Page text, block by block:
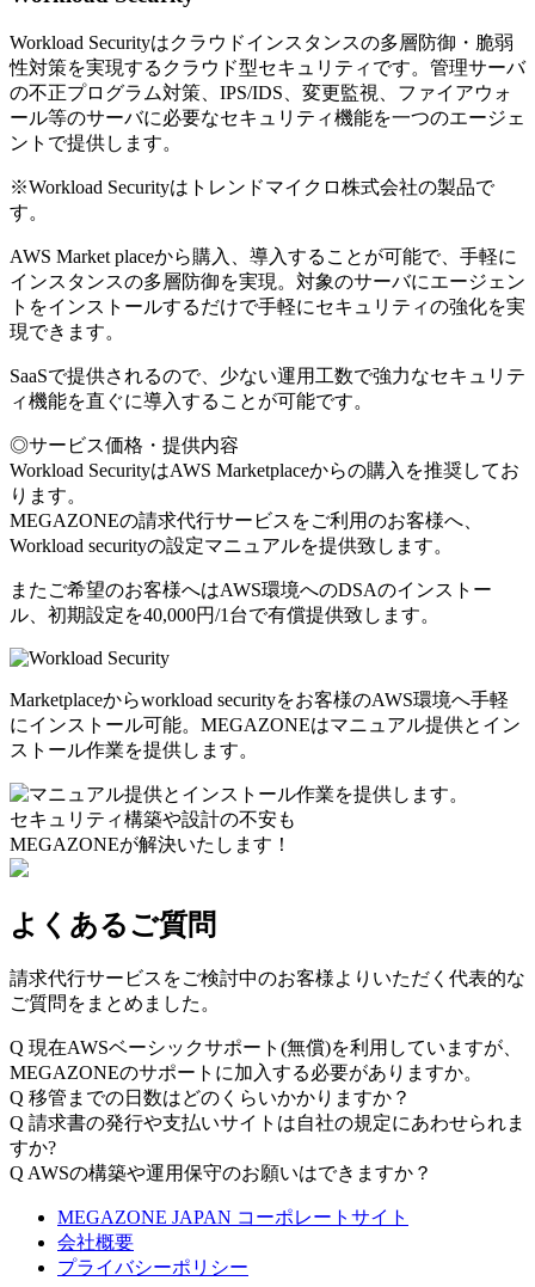
Workload Securityはクラウドインスタンスの多層防御・脆弱
性対策を実現するクラウド型セキュリティです。管理サーバ
の不正プログラム対策、IPS/IDS、変更監視、ファイアウォ
ール等のサーバに必要なセキュリティ機能を一つのエージェ
ントで提供します。
※Workload Securityはトレンドマイクロ株式会社の製品で
す。
AWS Market placeから購入、導入することが可能で、手軽に
インスタンスの多層防御を実現。対象のサーバにエージェン
トをインストールするだけで手軽にセキュリティの強化を実
現できます。
SaaSで提供されるので、少ない運用工数で強力なセキュリテ
ィ機能を直ぐに導入することが可能です。
◎サービス価格・提供内容
Workload SecurityはAWS Marketplaceからの購入を推奨してお
ります。
MEGAZONEの請求代行サービスをご利用のお客様へ、
Workload securityの設定マニュアルを提供致します。
またご希望のお客様へはAWS環境へのDSAのインストー
ル、初期設定を40,000円/1台で有償提供致します。
Marketplaceからworkload securityをお客様のAWS環境へ手軽
にインストール可能。MEGAZONEはマニュアル提供とイン
ストール作業を提供します。
セキュリティ構築や設計の不安も
MEGAZONEが解決いたします！
よくあるご質問
請求代行サービスをご検討中のお客様よりいただく代表的な
ご質問をまとめました。
Q 現在AWSベーシックサポート(無償)を利用していますが、
MEGAZONEのサポートに加入する必要がありますか。
Q 移管までの日数はどのくらいかかりますか？
Q 請求書の発行や支払いサイトは自社の規定にあわせられま
すか?
Q AWSの構築や運用保守のお願いはできますか？
MEGAZONE JAPAN コーポレートサイト
会社概要
プライバシーポリシー